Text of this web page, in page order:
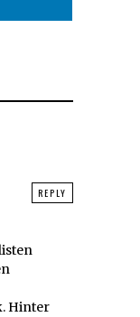
Hinter
REPLY